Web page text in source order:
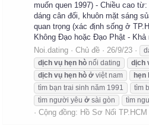
muốn quen 1997) - Chiều cao
dáng cân đối, khuôn mặt sáng
quan trọng (xác định sống ở
Không Đạo hoặc Đạo Phật -
Noi.dating
Chủ đề 26/9/23
dịch vụ hẹn hò nối dating dịch
dịch vụ hẹn hò ở việt nam hẹn
tìm bạn trai sinh năm 1991
tìm
tìm người yêu ở sài gòn tìm
Cộng đồng: Hồ Sơ Nối TP.HCM